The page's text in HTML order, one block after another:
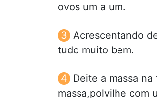
ovos um a um.
Acrescentando
tudo muito bem.
Deite a massa
massa,polvilhe com